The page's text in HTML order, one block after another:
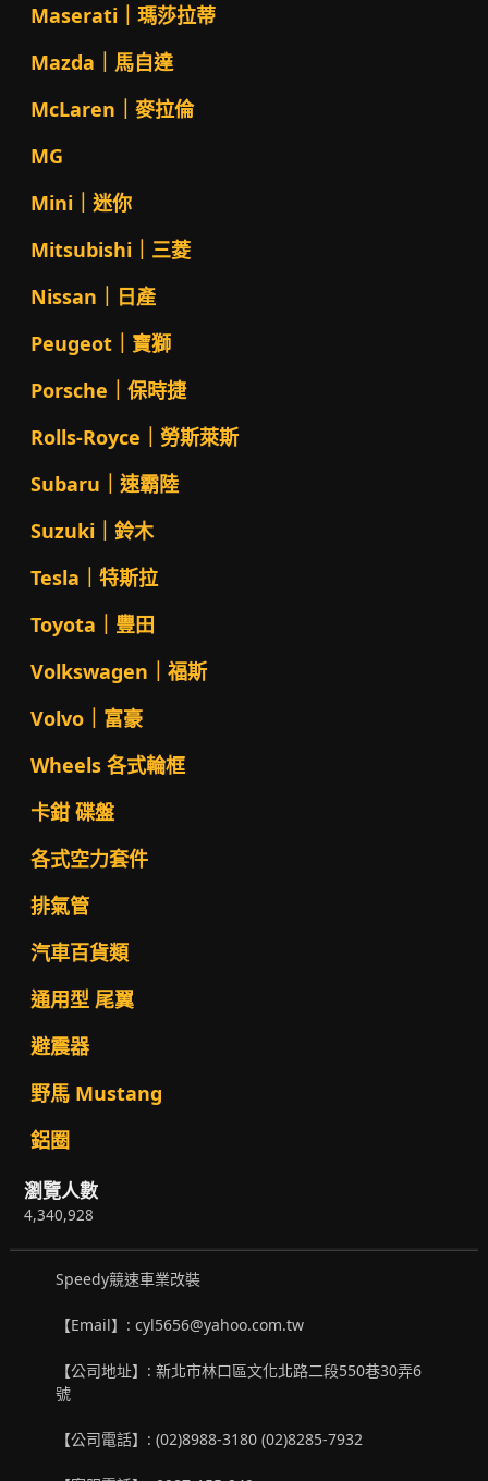
Maserati｜瑪莎拉蒂
Mazda｜馬自達
McLaren｜麥拉倫
MG
Mini｜迷你
Mitsubishi｜三菱
Nissan｜日產
Peugeot｜寶獅
Porsche｜保時捷
Rolls-Royce｜勞斯萊斯
Subaru｜速霸陸
Suzuki｜鈴木
Tesla｜特斯拉
Toyota｜豐田
Volkswagen｜福斯
Volvo｜富豪
Wheels 各式輪框
卡鉗 碟盤
各式空力套件
排氣管
汽車百貨類
通用型 尾翼
避震器
野馬 Mustang
鋁圈
瀏覽人數
4,340,928
Speedy競速車業改裝
【Email】: cyl5656@yahoo.com.tw
【公司地址】: 新北市林口區文化北路二段550巷30弄6
號
【公司電話】: (02)8988-3180 (02)8285-7932